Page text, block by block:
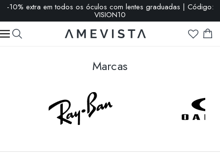
-10% extra em todos os óculos com lentes graduadas | Código:
VISION10
Marcas